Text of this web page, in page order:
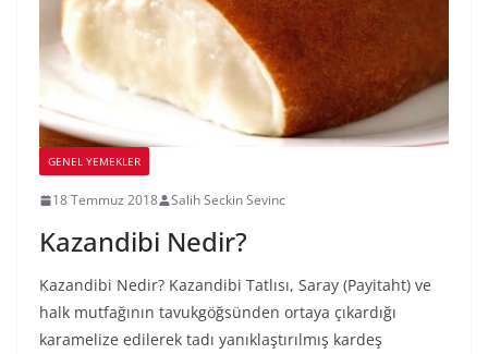
GENEL YEMEKLER
18 Temmuz 2018 Salih Seckin Sevinc
Kazandibi Nedir?
Kazandibi Nedir? Kazandibi Tatlısı, Saray (Payitaht) ve
halk mutfağının tavukgöğsünden ortaya çıkardığı
karamelize edilerek tadı yanıklaştırılmış kardeş